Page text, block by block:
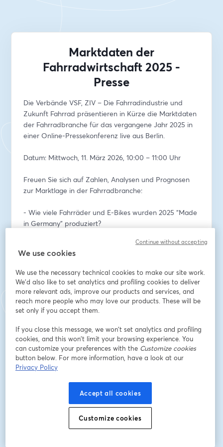
Marktdaten der
Fahrradwirtschaft 2025 -
Presse
Die Verbände VSF, ZIV – Die Fahrradindustrie und
Zukunft Fahrrad präsentieren in Kürze die Marktdaten
der Fahrradbranche für das vergangene Jahr 2025 in
einer Online-Pressekonferenz live aus Berlin.
Datum: Mittwoch, 11. März 2026, 10:00 – 11:00 Uhr
Freuen Sie sich auf Zahlen, Analysen und Prognosen
zur Marktlage in der Fahrradbranche:
- Wie viele Fahrräder und E-Bikes wurden 2025 “Made
in Germany” produziert?
- Wie haben sich die Umsätze der Branche entwickelt?
- Wie entwickeln sich Handel und Werkstatt
- Was sind die aktuellen Trends der Fahrradbranche?
メールアドレス*
名*
Organisation / Medium / Redaktion*
We use cookies
We use the necessary technical cookies to make our site work.
We'd also like to set analytics and profiling cookies to deliver
more relevant ads, improve our products and services, and
reach more people who may love our products. These will be
set only if you accept them.
If you close this message, we won’t set analytics and profiling
cookies, and this won’t limit your browsing experience. You
can customize your preferences with the Customize cookies
button below. For more information, have a look at our
Privacy Policy
Accept all cookies
Customize cookies
Continue without accepting